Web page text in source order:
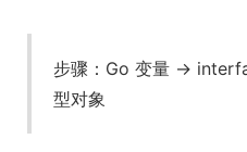
步骤：Go 变量 ->
型对象